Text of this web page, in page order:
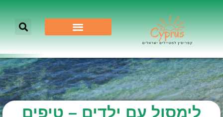
לימסול עם ילדים – טיפים